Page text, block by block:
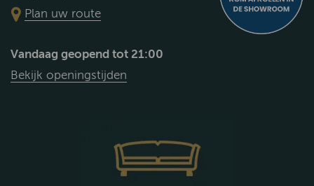
Plan uw route
Vandaag geopend tot 21:00
Bekijk openingstijden